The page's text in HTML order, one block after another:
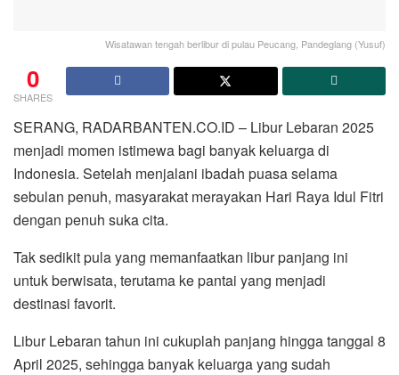
Wisatawan tengah berlibur di pulau Peucang, Pandeglang (Yusuf)
0
SHARES
SERANG, RADARBANTEN.CO.ID – Libur Lebaran 2025
menjadi momen istimewa bagi banyak keluarga di
Indonesia. Setelah menjalani ibadah puasa selama
sebulan penuh, masyarakat merayakan Hari Raya Idul Fitri
dengan penuh suka cita.
Tak sedikit pula yang memanfaatkan libur panjang ini
untuk berwisata, terutama ke pantai yang menjadi
destinasi favorit.
Libur Lebaran tahun ini cukuplah panjang hingga tanggal 8
April 2025, sehingga banyak keluarga yang sudah